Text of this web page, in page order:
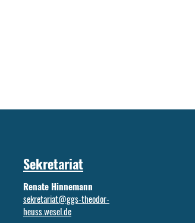
Sekretariat
Renate Hinnemann
sekretariat@ggs-theodor-
heuss.wesel.de